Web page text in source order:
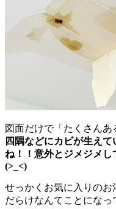
図面だけで「たくさんあ
四隅などにカビが生え
ね！！意外とジメジメ
(>_<)
せっかくお気に入りの
だらけなんてことになっ